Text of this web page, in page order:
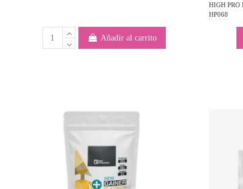
Añadir al carrito
HIGH PRO
HP068